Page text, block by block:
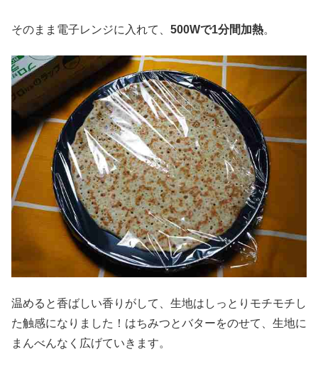
そのまま電子レンジに入れて、 500Wで1分間加熱。
温めると香ばしい香りがして、生地はしっとりモチモチし
た触感になりました！はちみつとバターをのせて、生地に
まんべんなく広げていきます。